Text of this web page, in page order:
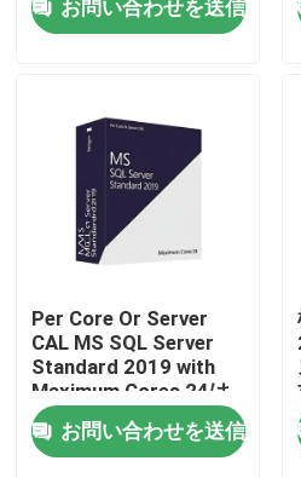
家へ
ビデオ
わたしたち に つい て
品質管理
連絡 ください
ープライズデータベー
スソリューションを提
お問い合わせを送信
Per Core Or Server
CAL MS SQL Server
Standard 2019 with
Maximum Cores 24は,
スケーラブルかつエン
タープライズデータベ
ース管理を提供してい
お問い合わせを送信